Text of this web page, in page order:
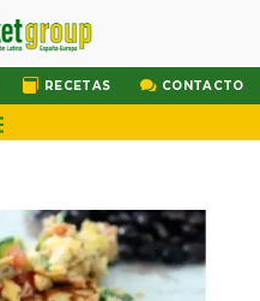
 RECETAS  CONTACTO